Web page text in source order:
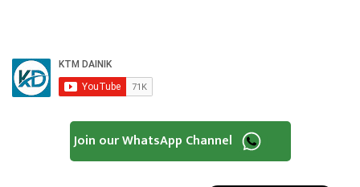
Join our WhatsApp Channel